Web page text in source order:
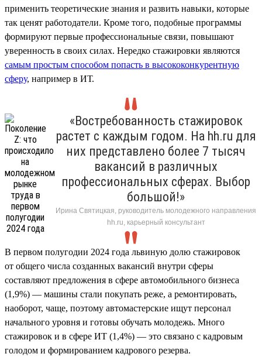
применить теоретические знания и развить навыки, которые
так ценят работодатели. Кроме того, подобные программы
формируют первые профессиональные связи, повышают
уверенность в своих силах. Нередко стажировки являются
самым простым способом попасть в высококонкурентную
сферу, например в ИТ.
«Востребованность стажировок
растет с каждым годом. На hh.ru для
них представлено более 7 тысяч
вакансий в различных
профессиональных сферах. Выбор
большой!»
Ирина Святицкая, руководитель молодежного направления
hh.ru, карьерный консультант
В первом полугодии 2024 года львиную долю стажировок
от общего числа созданных вакансий внутри сферы
составляют предложения в сфере автомобильного бизнеса
(1,9%) — машины стали покупать реже, а ремонтировать,
наоборот, чаще, поэтому автомастерские ищут персонал
начального уровня и готовы обучать молодежь. Много
стажировок и в сфере ИТ (1,4%) — это связано с кадровым
голодом и формированием кадрового резерва.